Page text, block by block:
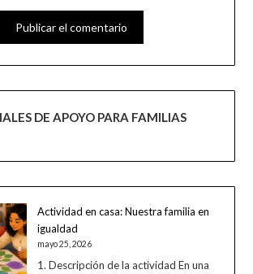
DE APOYO PARA FAMILIAS
Actividad en casa: Nuestra familia en
igualdad
mayo 25, 2026
1. Descripción de la actividad En una